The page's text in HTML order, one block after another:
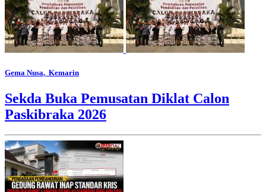
Gema Nusa, Kemarin
Sekda Buka Pemusatan Diklat Calon
Paskibraka 2026